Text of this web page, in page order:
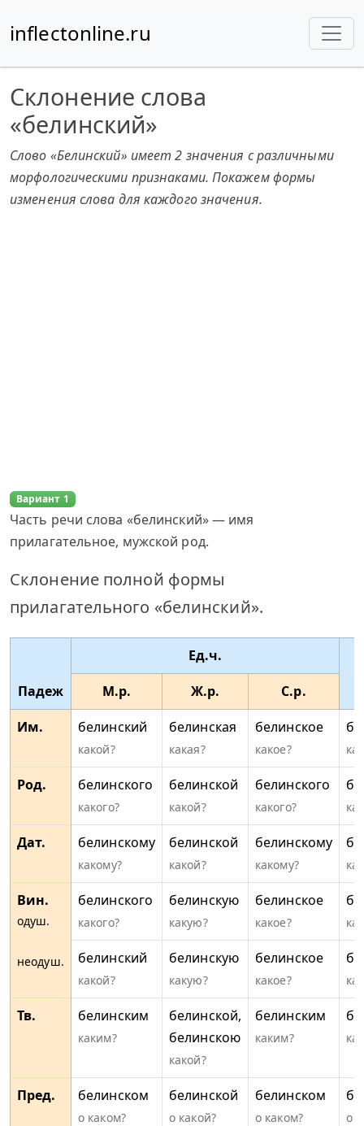
inflectonline.ru
Склонение слова
«белинский»
Слово «Белинский» имеет 2 значения с различными
морфологическими признаками. Покажем формы
изменения слова для каждого значения.
Вариант 1
Часть речи слова «белинский» — имя
прилагательное, мужской род.
Склонение полной формы
прилагательного «белинский».
Падеж
Ед.ч.
М.р.
Ж.р.
С.р.
Им.
белинский
какой?
белинская
какая?
белинское
какое?
Род. белинского
какого?
белинской
какой?
белинского
какого?
Дат. белинскому
какому?
белинской
какой?
белинскому
какому?
Вин.
одуш.
неодуш.
белинского
какого?
белинскую
какую?
белинское
какое?
белинский
какой?
белинскую
какую?
белинское
какое?
Тв. белинским
каким?
белинской,
белинскою
какой?
белинским
каким?
Пред. белинском
о каком?
белинской
о какой?
белинском
о каком? о